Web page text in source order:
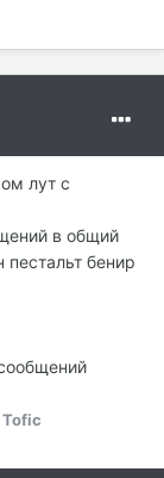
лут с
в общий
пестальт бенир